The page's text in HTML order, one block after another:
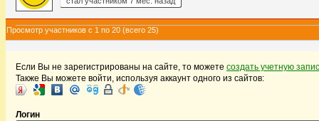
Просмотр участников с 1 по 20 (всего 25)
Если Вы не зарегистрированы на сайте, то можете создать учетную
Также Вы можете войти, используя аккаунт одного из сайтов:
Логин